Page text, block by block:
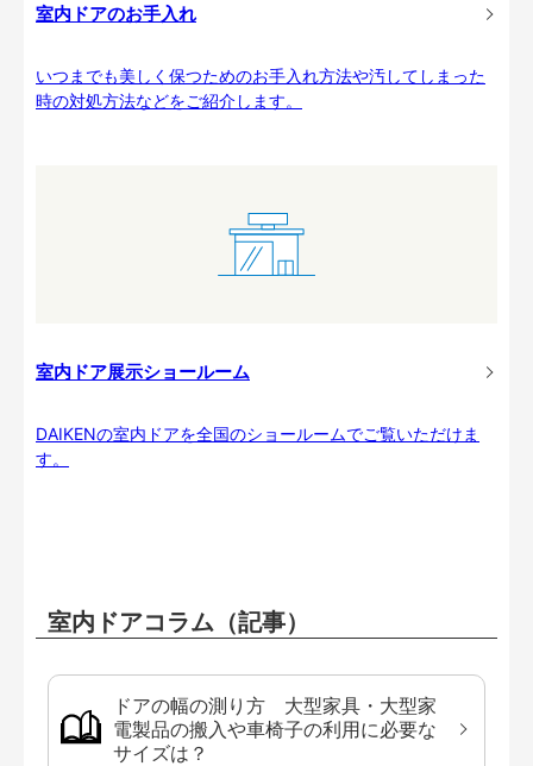
室内ドアのお手入れ
いつまでも美しく保つためのお手入れ方法や汚してしまった
時の対処方法などをご紹介します。
室内ドア展示ショールーム
DAIKENの室内ドアを全国のショールームでご覧いただけま
す。
室内ドアコラム（記事）
ドアの幅の測り方 大型家具・大型家
電製品の搬入や車椅子の利用に必要な
サイズは？